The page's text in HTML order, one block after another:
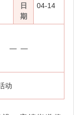
日
期
04-14
— —
动